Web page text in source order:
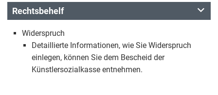
Rechtsbehelf
Widerspruch
Detaillierte Informationen, wie Sie Widerspruch
einlegen, können Sie dem Bescheid der
Künstlersozialkasse entnehmen.